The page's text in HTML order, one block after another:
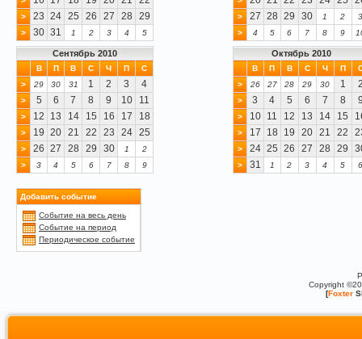
> 23 24 25 26 27 28 29
> 30 31 1 2 3 4 5
> 27 28 29 30 1 2
3
>
4 5 6 7 8 9
Сентябрь 2010
В П В С Ч П
С
>
29 30 31 1 2 3 4
> 5 6 7 8 9 10 11
> 12 13 14 15 16 17 18
> 19 20 21 22 23 24 25
> 26 27 28 29 30 1
2
>
3 4 5 6 7 8 9
Октябрь 2010
В П В С Ч П
>
26 27 28 29 30 1
> 3 4 5 6 7 8
> 10 11 12 13 14 15
> 17 18 19 20 21 22
> 24 25 26 27 28 29
> 31 1 2 3 4 5 6
Добавить событие
Событие на весь день
Событие на период
Периодическое событие
Copyright
[Foxter